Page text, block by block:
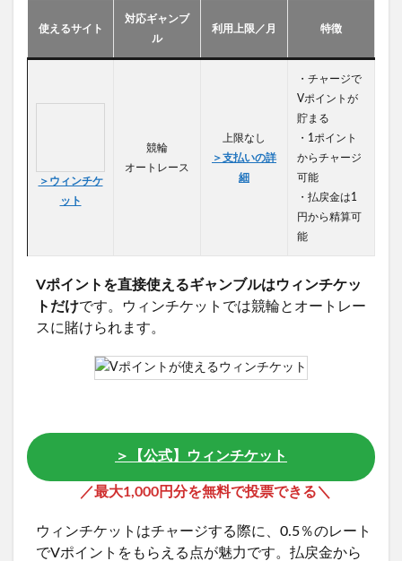
使えるサイト
対応ギャンブ
ル
利用上限／月 特徴
＞ウィンチケ
ット
競輪
オートレース
上限なし
＞支払いの詳
細
・チャージで
Vポイントが
貯まる
・1ポイント
からチャージ
可能
・払戻金は1
円から精算可
能
Vポイントを直接使えるギャンブルはウィンチケッ
トだけです。ウィンチケットでは競輪とオートレー
スに賭けられます。
＞【公式】ウィンチケット
／最大1,000円分を無料で投票できる＼
ウィンチケットはチャージする際に、0.5％のレート
でVポイントをもらえる点が魅力です。払戻金から